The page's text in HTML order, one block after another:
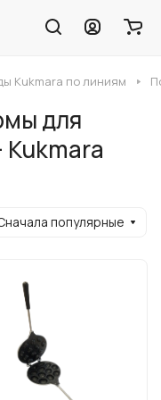
Kukmara по линиям
для
Kukmara
популярные